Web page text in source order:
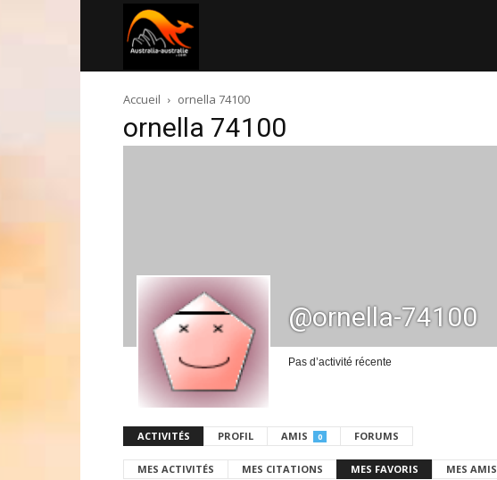
australie.com
Accueil ornella 74100
ornella 74100
@ornella-74100
Pas d’activité récente
ACTIVITÉS PROFIL AMIS 0 FORUMS
MES ACTIVITÉS MES CITATIONS MES FAVORIS MES AMIS